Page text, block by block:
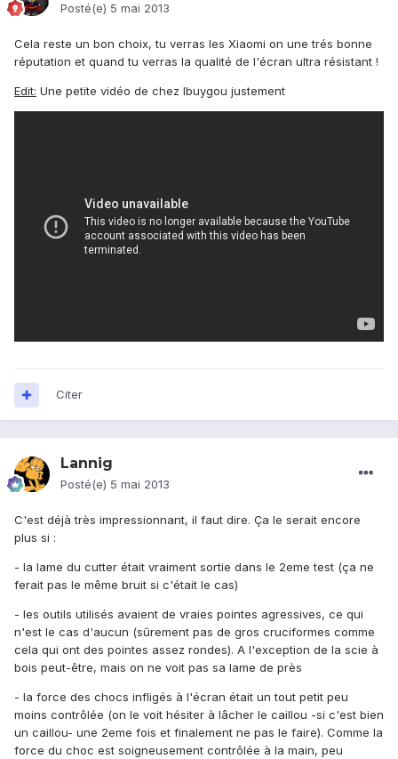
Posté(e) 5 mai 2013
Cela reste un bon choix, tu verras les Xiaomi on une trés bonne
réputation et quand tu verras la qualité de l'écran ultra résistant !
Edit: Une petite vidéo de chez Ibuygou justement
Citer
Lannig
Posté(e) 5 mai 2013
C'est déjà très impressionnant, il faut dire. Ça le serait encore
plus si :
- la lame du cutter était vraiment sortie dans le 2eme test (ça ne
ferait pas le même bruit si c'était le cas)
- les outils utilisés avaient de vraies pointes agressives, ce qui
n'est le cas d'aucun (sûrement pas de gros cruciformes comme
cela qui ont des pointes assez rondes). A l'exception de la scie à
bois peut-être, mais on ne voit pas sa lame de près
- la force des chocs infligés à l'écran était un tout petit peu
moins contrôlée (on le voit hésiter à lâcher le caillou -si c'est bien
un caillou- une 2eme fois et finalement ne pas le faire). Comme la
force du choc est soigneusement contrôlée à la main, peu